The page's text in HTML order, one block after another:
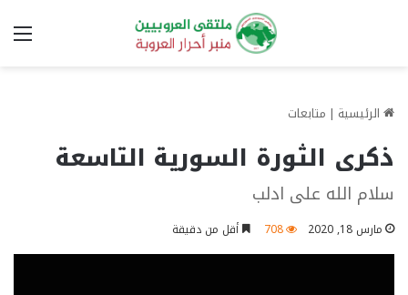
الرئيسية | متابعات
ذكرى الثورة السورية التاسعة
سلام الله على ادلب
مارس 18, 2020 708 أقل من دقيقة